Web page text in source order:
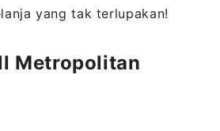
yang tak terlupakan!
Metropolitan